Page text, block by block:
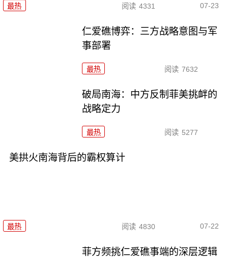
最热 阅读 4331 07-23
仁爱礁博弈：三方战略意图与军
事部署
最热 阅读 7632
破局南海：中方反制菲美挑衅的
战略定力
最热 阅读 5277
美拱火南海背后的霸权算计
最热 阅读 4830 07-22
菲方频挑仁爱礁事端的深层逻辑